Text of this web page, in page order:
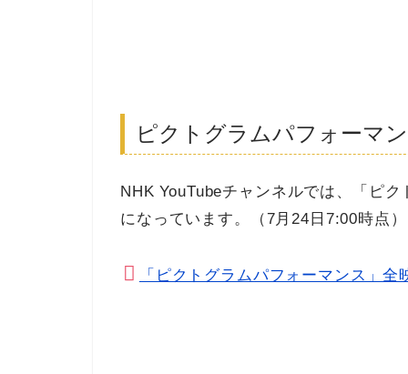
ピクトグラムパフォーマ
NHK YouTubeチャンネルでは、「ピ
になっています。（7月24日7:00時点）
「ピクトグラムパフォーマンス」全